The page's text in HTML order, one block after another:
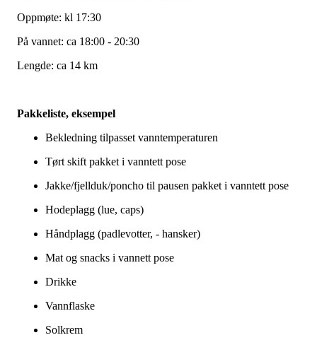
Oppmøte: kl 17:30
På vannet: ca 18:00 - 20:30
Lengde: ca 14 km
Pakkeliste, eksempel
Bekledning tilpasset vanntemperaturen
Tørt skift pakket i vanntett pose
Jakke/fjellduk/poncho til pausen pakket i vanntett pose
Hodeplagg (lue, caps)
Håndplagg (padlevotter, - hansker)
Mat og snacks i vannett pose
Drikke
Vannflaske
Solkrem